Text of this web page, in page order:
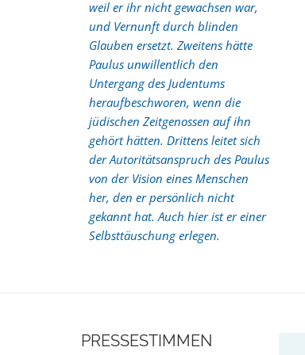
weil er ihr nicht gewachsen war,
und Vernunft durch blinden
Glauben ersetzt. Zweitens hätte
Paulus unwillentlich den
Untergang des Judentums
heraufbeschworen, wenn die
jüdischen Zeitgenossen auf ihn
gehört hätten. Drittens leitet sich
der Autoritätsanspruch des Paulus
von der Vision eines Menschen
her, den er persönlich nicht
gekannt hat. Auch hier ist er einer
Selbsttäuschung erlegen.
PRESSESTIMMEN